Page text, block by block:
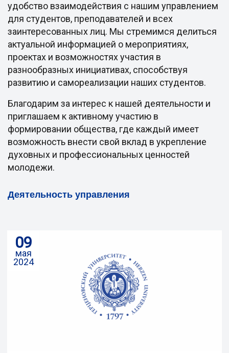
удобство взаимодействия с нашим управлением
для студентов, преподавателей и всех
заинтересованных лиц. Мы стремимся делиться
актуальной информацией о мероприятиях,
проектах и возможностях участия в
разнообразных инициативах, способствуя
развитию и самореализации наших студентов.
Благодарим за интерес к нашей деятельности и
приглашаем к активному участию в
формировании общества, где каждый имеет
возможность внести свой вклад в укрепление
духовных и профессиональных ценностей
молодежи.
Деятельность управления
09
мая
2024